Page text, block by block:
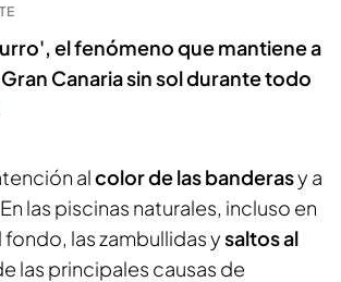
el fenómeno que mantiene a
Gran Canaria sin sol durante todo
alcolor de las banderasy a
las piscinas naturales, incluso en
fondo, las zambullidas ysaltos al
las principales causas de